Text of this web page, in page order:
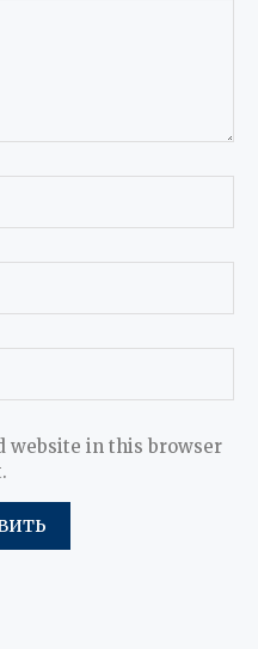
website in this browser